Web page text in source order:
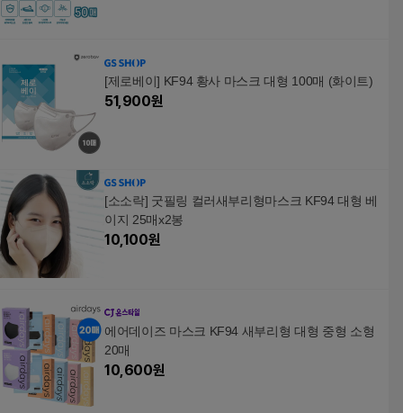
[제로베이] KF94 황사 마스크 대형 100매 (화이트)
51,900원
[소소락] 굿필링 컬러새부리형마스크 KF94 대형 베
이지 25매x2봉
10,100원
에어데이즈 마스크 KF94 새부리형 대형 중형 소형
20매
10,600원